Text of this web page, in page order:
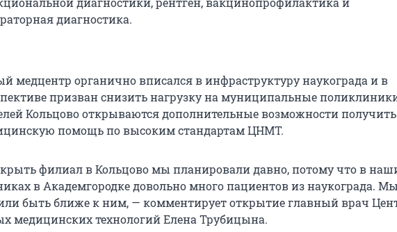
диагностика.
медцентр органично вписался в инфраструктуру наукограда и в
призван снизить нагрузку на муниципальные
Кольцово открываются дополнительные возможности получить
помощь по высоким стандартам ЦНМТ.
филиал в Кольцово мы планировали давно, потому что в
в Академгородке довольно много пациентов из наукограда. Мы
быть ближе к ним, — комментирует открытие главный врач
медицинских технологий Елена Трубицына.